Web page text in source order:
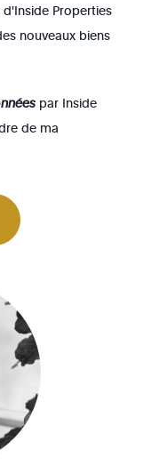
Properties
nouveaux biens
par Inside
de ma